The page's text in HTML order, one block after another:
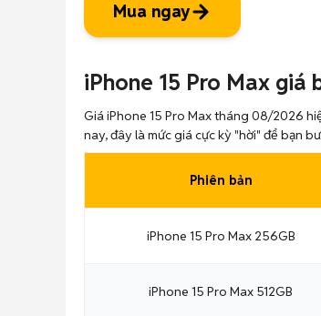
Mua ngay
iPhone 15 Pro Max
Giá iPhone 15 Pro Max tháng 08/2026
nay, đây là mức giá cực kỳ "hời" để bạn
Phiên bản
iPhone 15 Pro Max 256GB
iPhone 15 Pro Max 512GB